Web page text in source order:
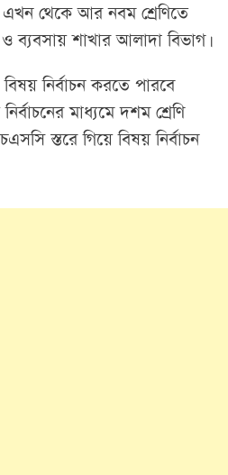
থেকে আর নবম শ্রেণিতে
ব্যবসায় শাখার আলাদা বিভাগ।
নির্বাচন করতে পারবে
মাধ্যমে দশম শ্রেণি
স্তরে গিয়ে বিষয় নির্বাচন